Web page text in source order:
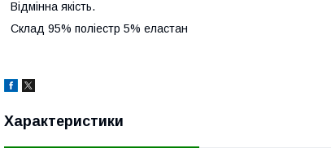
Відмінна якість.
Склад 95% поліестр 5% еластан
Характеристики